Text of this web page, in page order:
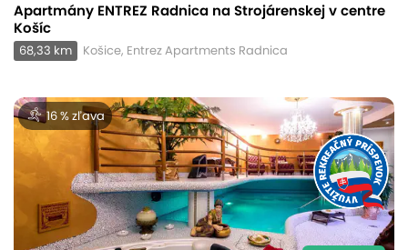
Apartmány ENTREZ Radnica na Strojárenskej v centre
Košíc
68,33 km Košice, Entrez Apartments Radnica
16 % zľava